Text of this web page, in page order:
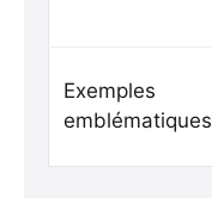
Exemples
emblématiques